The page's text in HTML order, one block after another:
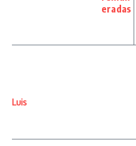
eradas
Luis